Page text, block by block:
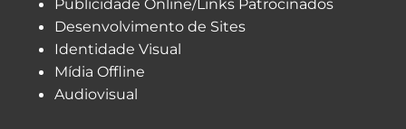
Publicidade Online/Links Patrocinados
Desenvolvimento de Sites
Identidade Visual
Mídia Offline
Audiovisual